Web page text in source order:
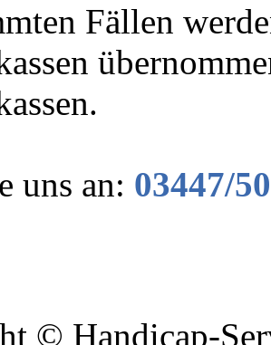
Fällen
uns an: 03447/
© Handicap-